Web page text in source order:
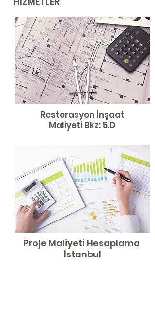
Restorasyon İnşaat
Maliyeti Bkz: 5.D​
Proje Maliyeti Hesaplama
İstanbul